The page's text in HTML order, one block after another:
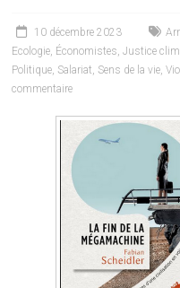
10 décembre 2023
Ecologie, Économistes,Justice
Politique, Salariat, Sens de la vie,
commentaire